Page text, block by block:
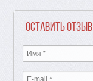
Оставить отзыв